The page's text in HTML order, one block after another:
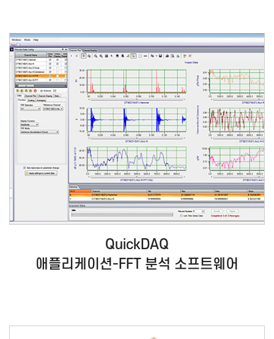
QuickDAQ
애플리케이션-FFT 분석 소프트웨어